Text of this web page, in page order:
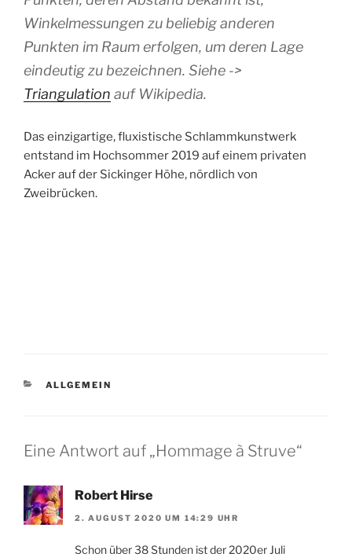
Winkelmessungen zu beliebig anderen
Punkten im Raum erfolgen, um deren Lage
eindeutig zu bezeichnen. Siehe ->
Triangulation auf Wikipedia.
Das einzigartige, fluxistische Schlammkunstwerk
entstand im Hochsommer 2019 auf einem privaten
Acker auf der Sickinger Höhe, nördlich von
Zweibrücken.
KATEGORIEN
ALLGEMEIN
Eine Antwort auf „Hommage à Struve“
Robert Hirse
2. AUGUST 2020 UM 14:29 UHR
Schon über 38 Stunden ist der 2020er Juli